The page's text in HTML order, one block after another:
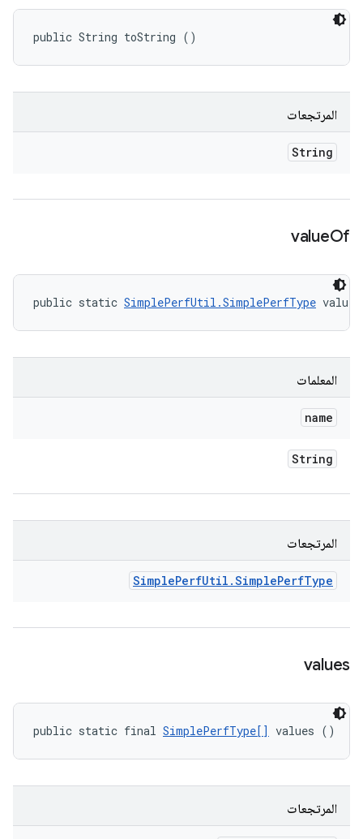
public String toString ()
المرتجعات
String
valueOf
public static SimplePerfUtil.SimplePerfType
المعلمات
name
String
المرتجعات
SimplePerfUtil .SimplePerfType
values
public static final SimplePerfType[] values ()
المرتجعات